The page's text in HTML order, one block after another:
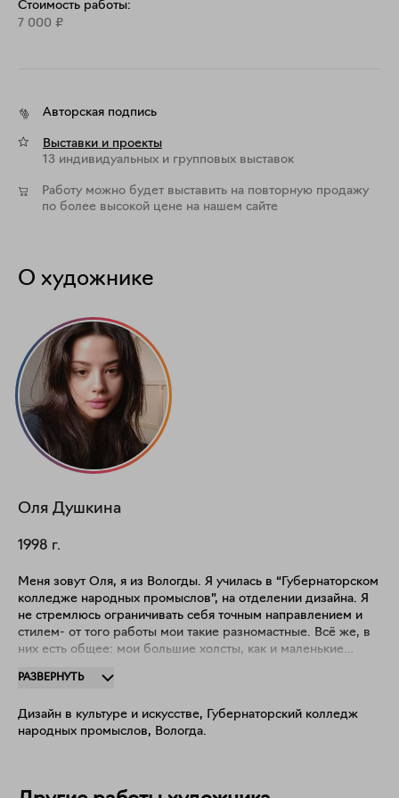
Работа доступна к приобретению после 15.04.25
Стоимость работы:
7 000 ₽
Авторская подпись
Выставки и проекты
13 индивидуальных и групповых выставок
Работу можно будет выставить на повторную продажу
по более высокой цене на нашем сайте
О художнике
Оля Душкина
1998 г.
Меня зовут Оля, я из Вологды. Я училась в “Губернаторском
колледже народных промыслов”, на отделении дизайна. Я
не стремлюсь ограничивать себя точным направлением и
стилем- от того работы мои такие разномастные. Всё же, в
них есть общее: мои большие холсты, как и маленькие
нахождения в мире. Я рассчитываю на свою эмпатию как на
существования, а так же- как на главную ценность всех моих
работ. Моё творчество- это сожаление ко всему подряд. К
РАЗВЕРНУТЬ
Дизайн в культуре и искусстве, Губернаторский колледж
народных промыслов, Вологда.